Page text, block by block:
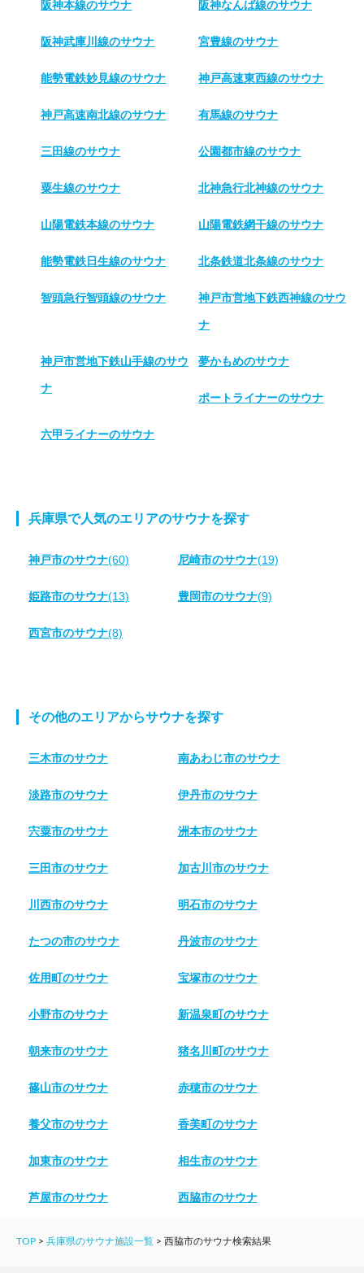
阪神本線のサウナ 阪神なんば線のサウナ
阪神武庫川線のサウナ 宮豊線のサウナ
能勢電鉄妙見線のサウナ 神戸高速東西線のサウナ
神戸高速南北線のサウナ 有馬線のサウナ
三田線のサウナ 公園都市線のサウナ
粟生線のサウナ 北神急行北神線のサウナ
山陽電鉄本線のサウナ 山陽電鉄網干線のサウナ
能勢電鉄日生線のサウナ 北条鉄道北条線のサウナ
智頭急行智頭線のサウナ 神戸市営地下鉄西神線のサウ
ナ
神戸市営地下鉄山手線のサウ
ナ
夢かもめのサウナ
ポートライナーのサウナ
六甲ライナーのサウナ
兵庫県で人気のエリアのサウナを探す
神戸市のサウナ(60) 尼崎市のサウナ(19)
姫路市のサウナ(13) 豊岡市のサウナ(9)
西宮市のサウナ(8)
その他のエリアからサウナを探す
三木市のサウナ 南あわじ市のサウナ
淡路市のサウナ 伊丹市のサウナ
宍粟市のサウナ 洲本市のサウナ
三田市のサウナ 加古川市のサウナ
川西市のサウナ 明石市のサウナ
たつの市のサウナ 丹波市のサウナ
佐用町のサウナ 宝塚市のサウナ
小野市のサウナ 新温泉町のサウナ
朝来市のサウナ 猪名川町のサウナ
篠山市のサウナ 赤穂市のサウナ
養父市のサウナ 香美町のサウナ
加東市のサウナ 相生市のサウナ
芦屋市のサウナ 西脇市のサウナ
TOP > 兵庫県のサウナ施設一覧 > 西脇市のサウナ検索結果